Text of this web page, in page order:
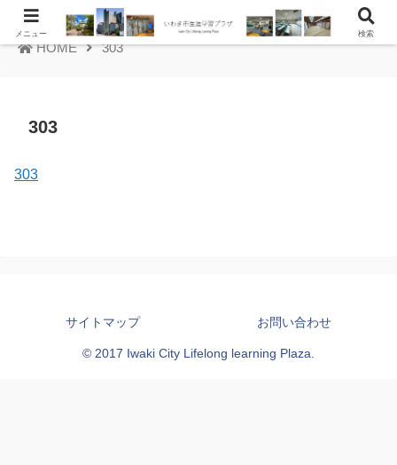
HOME 303
303
303
サイトマップ お問い合わせ
© 2017 Iwaki City Lifelong learning Plaza.
メニュー 検索